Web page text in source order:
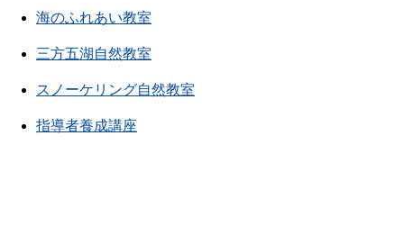
海のふれあい教室
三方五湖自然教室
スノーケリング自然教室
指導者養成講座